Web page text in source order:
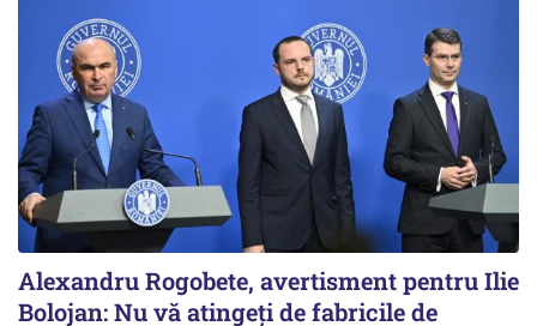
Alexandru Rogobete, avertisment pentru Ilie
Bolojan: Nu vă atingeți de fabricile de